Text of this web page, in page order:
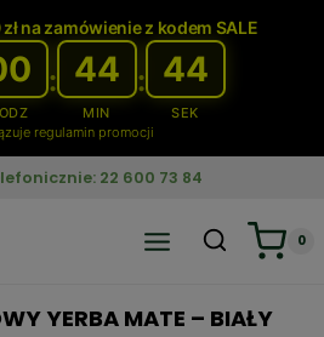
na zamówienie z kodem SALE
: 44
MIN
: 43
SEK
regulamin promocji
22 600 73 84
0
YERBA MATE – BIAŁY